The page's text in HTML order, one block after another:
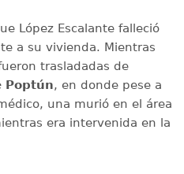
López Escalante falleció
a su vivienda. Mientras
trasladadas de
Poptún, en donde pese a
una murió en el área
era intervenida en la